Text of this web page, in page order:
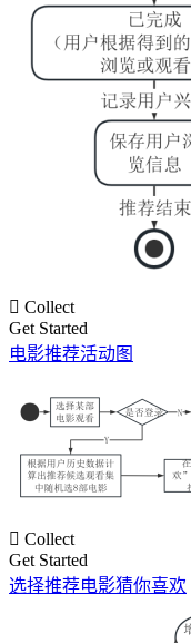
 Collect
Get Started
电影推荐活动图
 Collect
Get Started
选择推荐电影猜你喜欢